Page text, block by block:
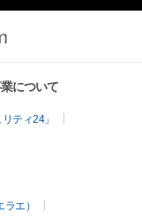
について
ティ24」
エ）